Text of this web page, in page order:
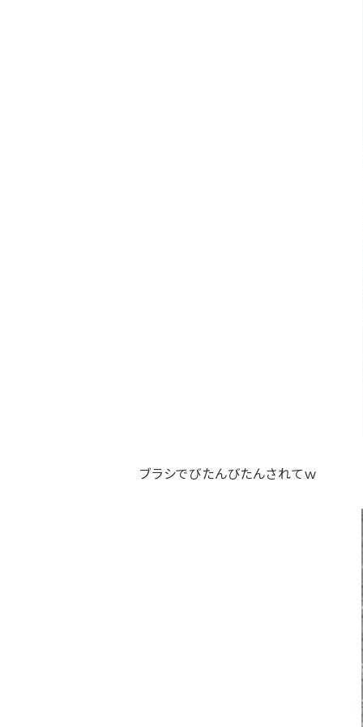
ブラシでびたんびたんされてｗ